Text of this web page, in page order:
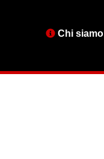
MenuChi siamo